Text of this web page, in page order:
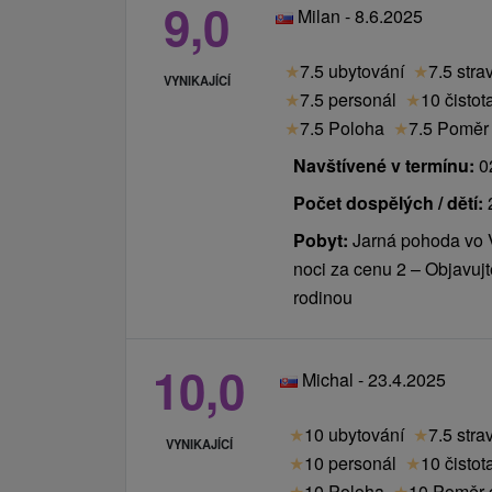
Venkovní atrakce, dětská herna,
Ceník - Příplatky
Platí se na místě při příjezdu na recepci.
miestny poplatok 1 € / osoba / noc
9,0
VYNIKAJÍCÍ
Milan - 8.6.2025
★7.5 ubytování ★7.5
★7.5 personál ★10
★7.5 Poloha ★7.5
Navštívené v termínu:
Počet dospělých / dětí:
Pobyt: Jarná pohoda vo
noci za cenu 2 –
rodinou
10,0
VYNIKAJÍCÍ
Michal - 23.4.2025
★10 ubytování ★7.5
★10 personál ★10